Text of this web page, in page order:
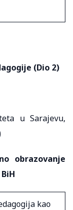
(Dio 2)
u Sarajevu,
obrazovanje
kao